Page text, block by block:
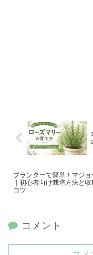
プランターで簡単！マジ
｜初心者向け栽培方法と
コツ
コメント